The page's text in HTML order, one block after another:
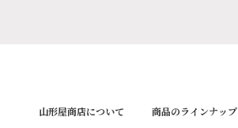
山形屋商店について 商品のラインナップ